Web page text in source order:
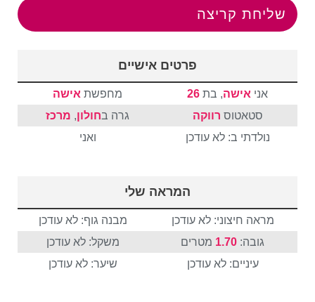
שליחת קריצה
פרטים אישיים
אני אישה, בת 26 מחפשת אישה
סטאטוס רווקה גרה בחולון, מרכז
נולדתי ב: לא עודכן
ואני
המראה שלי
מראה חיצוני: לא עודכן
מבנה גוף: לא עודכן
גובה: 1.70 מטרים
משקל: לא עודכן
עיניים: לא עודכן
שיער: לא עודכן